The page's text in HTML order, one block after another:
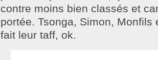
contre moins bien classés et
portée. Tsonga, Simon, Monfils
fait leur taff, ok.